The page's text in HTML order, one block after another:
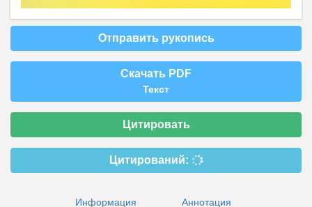
Отправить рукопись
Скачать PDF
Текст
Цитировать
Цитирований:
Информация
Аннотация